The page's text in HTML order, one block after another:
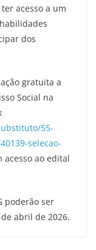
acesso a um
dos
gratuita a
Social na
55-
selecao-
acesso ao edital
poderão ser
abril de 2026.